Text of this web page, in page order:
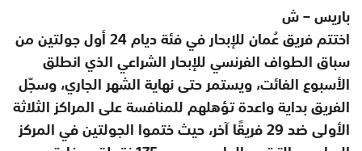
باريس – ش
اختتم فريق عُمان للإبحار في فئة ديام 24 أول جولتين من
سباق الطواف الفرنسي للإبحار الشراعي الذي انطلق
الأسبوع الفائت، ويستمر حتى نهاية الشهر الجاري، وسجّل
الفريق بداية واعدة تؤهلهم للمنافسة على المراكز الثلاثة
الأولى ضد 29 فريقًا آخر، حيث ختموا الجولتين في المركز